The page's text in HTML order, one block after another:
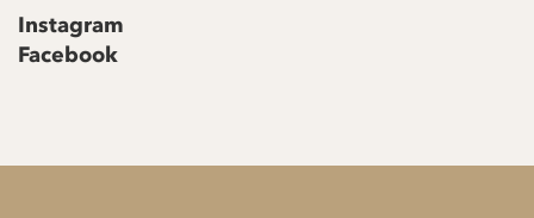
Instagram
Facebook